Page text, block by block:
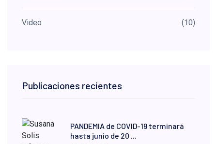
Video (10)
Publicaciones recientes
PANDEMIA de COVID-19 terminará
hasta junio de 20 ...